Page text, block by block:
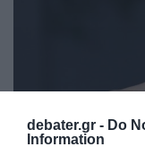
debater.gr - Do
Information